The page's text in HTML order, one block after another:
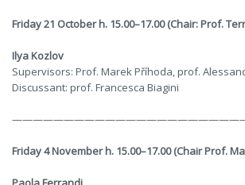
Friday 21 October h. 15.00–17.00 (Chair: Prof.
Ilya Kozlov
Supervisors: Prof. Marek Příhoda, prof.
Discussant: prof. Francesca Biagini
Friday 4 November h. 15.00–17.00 (Chair Prof.